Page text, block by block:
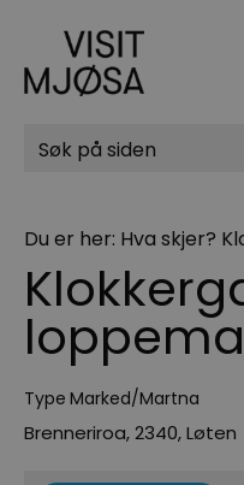
Søk
Du er her: Hva skjer?
Type Marked/Martna
Brenneriroa,2340,Løten